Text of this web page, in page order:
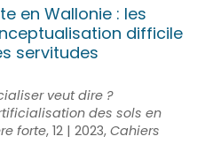
en Wallonie : les
difficile
servitudes
veut dire ?
des sols en
forte, 12 | 2023, Cahiers